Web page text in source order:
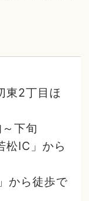
東2丁目ほ
下旬
松IC」から
から徒歩で